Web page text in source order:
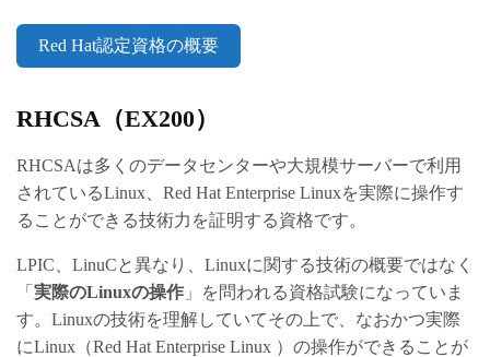
Red Hat認定資格の概要
RHCSA（EX200）
RHCSAは多くのデータセンターや大規模サーバーで利用
されているLinux、Red Hat Enterprise Linuxを実際に操作す
ることができる技術力を証明する資格です。
LPIC、LinuCと異なり、Linuxに関する技術の概要ではなく
「 実際のLinuxの操作 」を問われる資格試験になっていま
す。Linuxの技術を理解していてその上で、なおかつ実際
にLinux（Red Hat Enterprise Linux ）の操作ができることが